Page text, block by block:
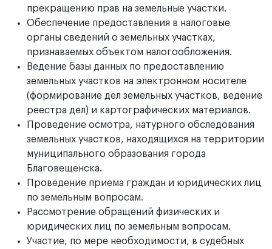
прекращению прав на земельные участки.
Обеспечение предоставления в налоговые
органы сведений о земельных участках,
признаваемых объектом налогообложения.
Ведение базы данных по предоставлению
земельных участков на электронном носителе
(формирование дел земельных участков, ведение
реестра дел) и картографических материалов.
Проведение осмотра, натурного обследования
земельных участков, находящихся на территории
муниципального образования города
Благовещенска.
Проведение приема граждан и юридических лиц
по земельным вопросам.
Рассмотрение обращений физических и
юридических лиц по земельным вопросам.
Участие, по мере необходимости, в судебных